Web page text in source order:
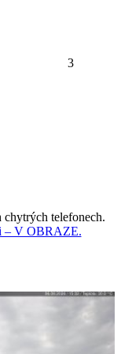
3
chytrých telefonech.
– V OBRAZE.